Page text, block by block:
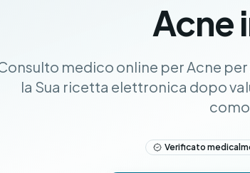
Acne
medico online per Acne
la Sua ricetta elettronica dopo
Verificato